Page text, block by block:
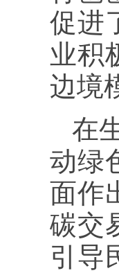
促进
业积
边境
在
动绿
面作
碳交
引导